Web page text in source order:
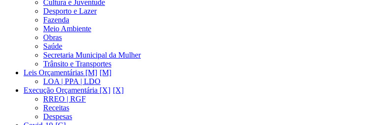
Cultura e Juventude
Desporto e Lazer
Fazenda
Meio Ambiente
Obras
Saúde
Secretaria Municipal da Mulher
Trânsito e Transportes
Leis Orçamentárias [M]
LOA | PPA | LDO
Execução Orçamentária [X]
RREO | RGF
Receitas
Despesas